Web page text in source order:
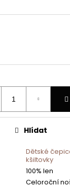
Dětské
kšiltovky
100% len
Celoroční
Hlídat